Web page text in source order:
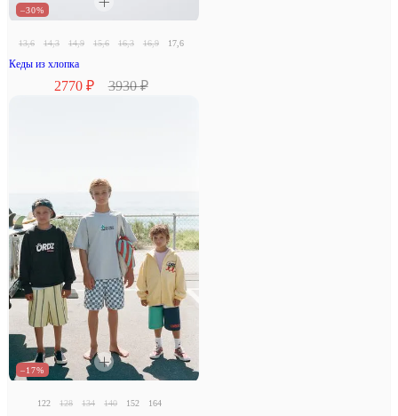
–30%
13,6 14,3 14,9 15,6 16,3 16,9 17,6
Кеды из хлопка
2770 ₽ 3930 ₽
–17%
122 128 134 140 152 164